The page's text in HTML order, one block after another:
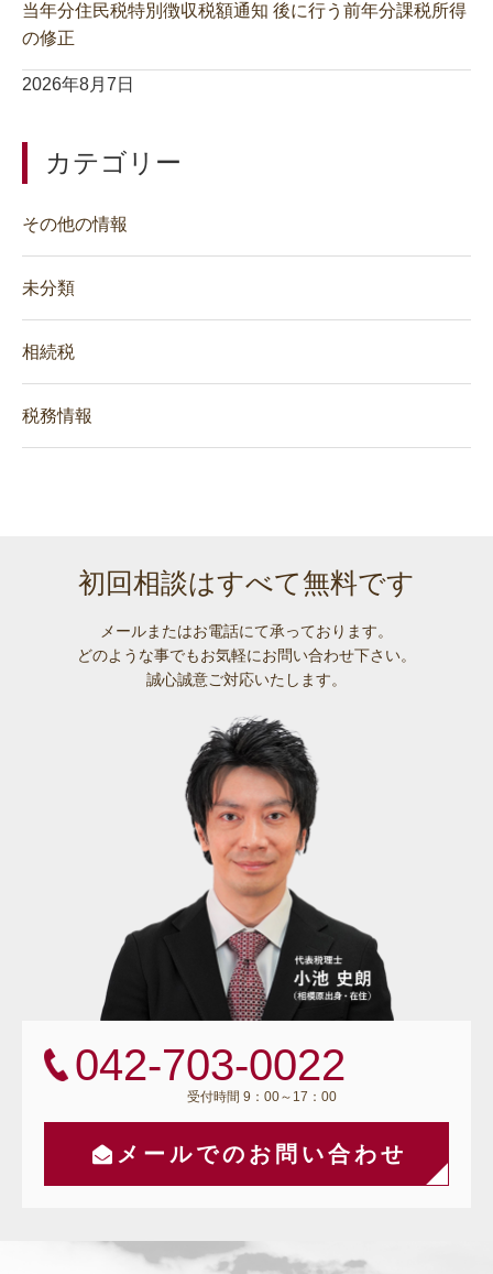
当年分住民税特別徴収税額通知 後に行う前年分課税所得
の修正
2026年8月7日
カテゴリー
その他の情報
未分類
相続税
税務情報
初回相談はすべて無料です
メールまたはお電話にて承っております。
どのような事でもお気軽にお問い合わせ下さい。
誠心誠意ご対応いたします。
042-703-0022
受付時間 9：00～17：00
メールでのお問い合わせ